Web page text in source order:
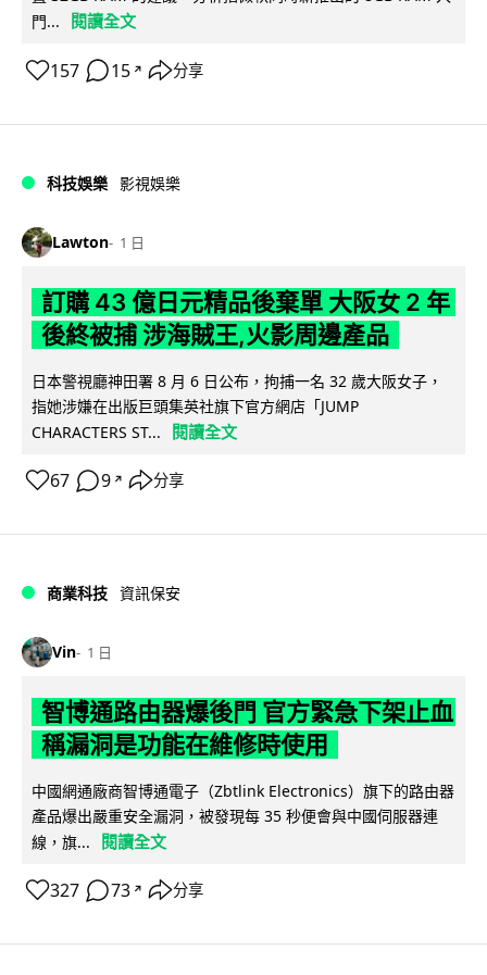
門...
閱讀全文
157 15 ↗ 分享
科技娛樂 影視娛樂
Lawton 1 日
訂購 43 億日元精品後棄單 大阪女 2 年
後終被捕 涉海賊王,火影周邊產品
日本警視廳神田署 8 月 6 日公布，拘捕一名 32 歲大阪女子，
指她涉嫌在出版巨頭集英社旗下官方網店「JUMP
CHARACTERS ST...
閱讀全文
67 9 ↗ 分享
商業科技 資訊保安
Vin 1 日
智博通路由器爆後門 官方緊急下架止血
稱漏洞是功能在維修時使用
中國網通廠商智博通電子（Zbtlink Electronics）旗下的路由器
產品爆出嚴重安全漏洞，被發現每 35 秒便會與中國伺服器連
線，旗...
閱讀全文
327 73 ↗ 分享